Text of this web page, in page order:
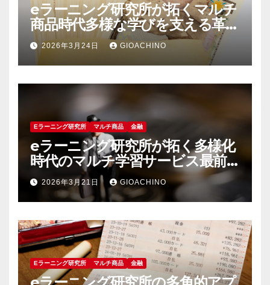
eラーニング研究所が拓くマルチ
商品時代多様な学びを支える革新
の軌跡
2026年3月24日 GIOACHINO
Eラーニング研究所 マルチ商品 金融
eラーニング研究所が拓く多様化
時代のマルチ学習サービス最前
線2026年3月21日 GIOACHINO
Eラーニング研究所 マルチ商品 金融